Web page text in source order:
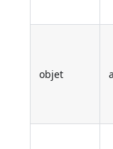
objet